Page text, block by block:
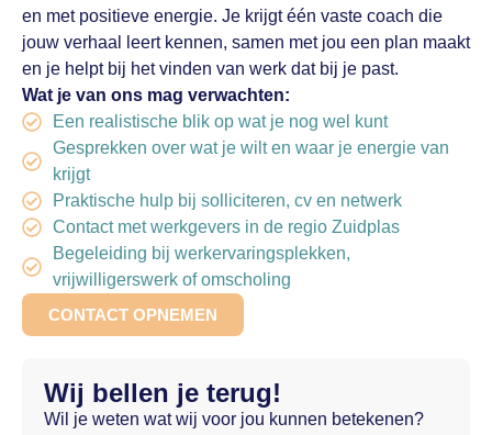
Wij bellen je terug!
Wil je weten wat wij voor jou kunnen betekenen?
en met positieve energie. Je krijgt één vaste coach die
jouw verhaal leert kennen, samen met jou een plan maakt
en je helpt bij het vinden van werk dat bij je past.
Wat je van ons mag verwachten:
Een realistische blik op wat je nog wel kunt
Gesprekken over wat je wilt en waar je energie van
krijgt
Praktische hulp bij solliciteren, cv en netwerk
Contact met werkgevers in de regio Zuidplas
Begeleiding bij werkervaringsplekken,
vrijwilligerswerk of omscholing
CONTACT OPNEMEN